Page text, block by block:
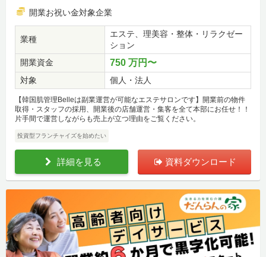
開業お祝い金対象企業
業種
エステ、理美容・整体・リラクゼー
ション
開業資金
750 万円〜
対象 個人・法人
【韓国肌管理Belleは副業運営が可能なエステサロンです】開業前の物件
取得・スタッフの採用、開業後の店舗運営・集客を全て本部にお任せ！！
片手間で運営しながらも売上が立つ理由をご覧ください。
投資型フランチャイズを始めたい
詳細を見る 資料ダウンロード